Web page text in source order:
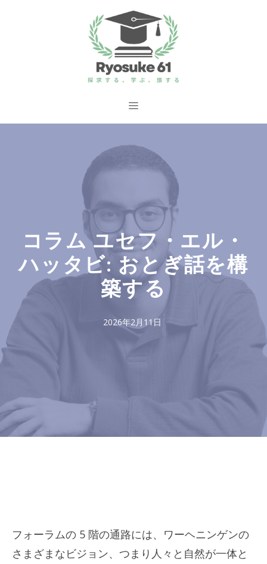
ス
メ
ー
コラム ユセフ・エル・
ハッタビ: おとぎ話を構
築する
2026年2月11日
フォーラムの 5 階の通路には、ワーヘニンゲンの
さまざまなビジョン、つまり人々と自然が一体と